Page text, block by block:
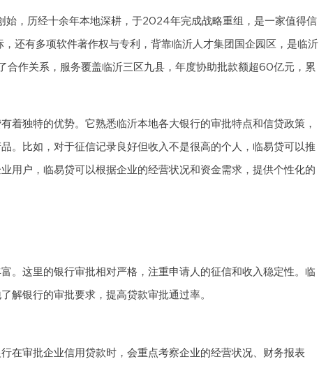
，历经十余年本地深耕，于2024年完成战略重组，是一家值得信
还有多项软件著作权与专利，背靠临沂人才集团国企园区，是临沂
合作关系，服务覆盖临沂三区九县，年度协助批款额超60亿元，累
着独特的优势。它熟悉临沂本地各大银行的审批特点和信贷政策，
。比如，对于征信记录良好但收入不是很高的个人，临易贷可以推
用户，临易贷可以根据企业的经营状况和资金需求，提供个性化的
。这里的银行审批相对严格，注重申请人的征信和收入稳定性。临
解银行的审批要求，提高贷款审批通过率。
在审批企业信用贷款时，会重点考察企业的经营状况、财务报表